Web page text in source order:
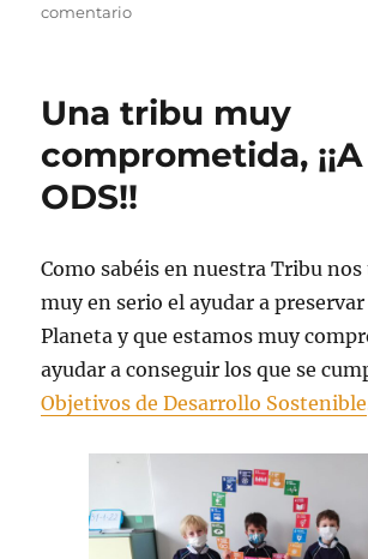
comentarioen
A
Una tribu muy
comprometida,
ODS!!
Como sabéis en nuestra Tribu
muy en serio el ayudar a
Planeta y que estamos muy
ayudar a conseguir los que se
Objetivos de Desarrollo Sostenible